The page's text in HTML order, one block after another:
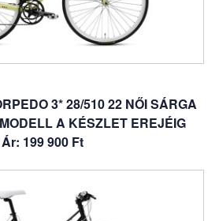
3* 28/510 22 NŐI SÁRGA
A KÉSZLET EREJÉIG
Ár: 199 900 Ft